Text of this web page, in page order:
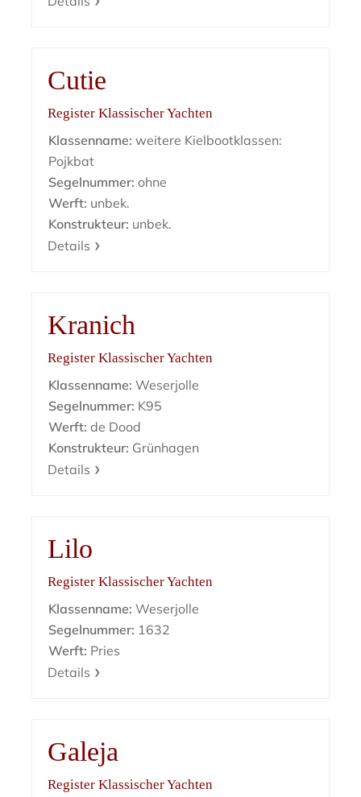
Cutie
Register Klassischer Yachten
Klassenname: weitere Kielbootklassen:
Pojkbat
Segelnummer: ohne
Werft: unbek.
Konstrukteur: unbek.
Details
Kranich
Register Klassischer Yachten
Klassenname: Weserjolle
Segelnummer: K95
Werft: de Dood
Konstrukteur: Grünhagen
Details
Lilo
Register Klassischer Yachten
Klassenname: Weserjolle
Segelnummer: 1632
Werft: Pries
Details
Galeja
Register Klassischer Yachten